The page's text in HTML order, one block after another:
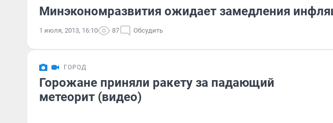
Минэкономразвития ожидает замедления
1 июля, 2013, 16:10 87 Обсудить
ГОРОД
Горожане приняли ракету за падающий
метеорит (видео)